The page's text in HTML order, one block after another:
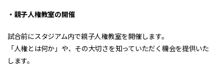
・親子人権教室の開催
試合前にスタジアム内で親子人権教室を開催します。
「人権とは何か」や、その大切さを知っていただく機会を提供いた
します。